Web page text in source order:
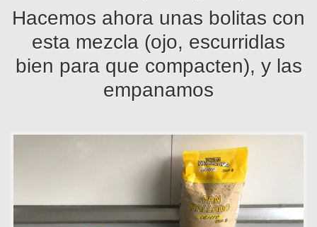
Hacemos ahora unas bolitas con
esta mezcla (ojo, escurridlas
bien para que compacten), y las
empanamos